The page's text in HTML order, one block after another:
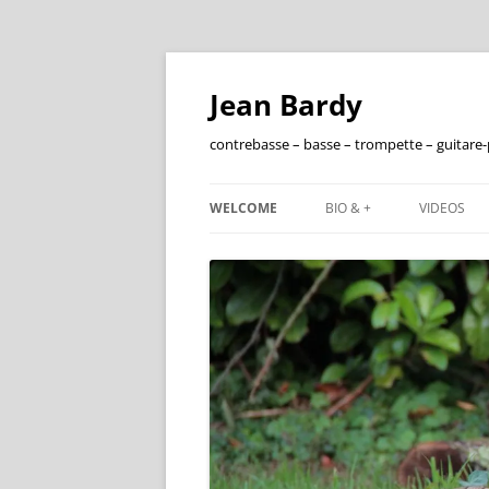
Jean Bardy
contrebasse – basse – trompette –
WELCOME BIO & +
ENGLISH
DISCOGRAPHIE
FILMOGRAPHIE
VIDEOS